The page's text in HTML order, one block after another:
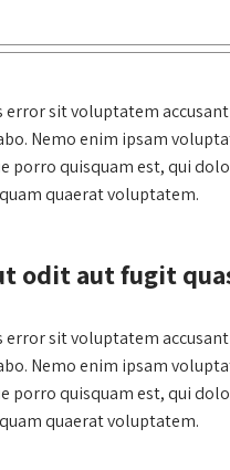
error sit voluptatem
Nemo enim ipsam
porro quisquam est, qui
quaerat voluptatem.
odit aut fugit
error sit voluptatem
Nemo enim ipsam
porro quisquam est, qui
quaerat voluptatem.